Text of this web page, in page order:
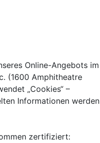
Online-Angebots im
(1600 Amphitheatre
„Cookies“ –
Informationen werden
zertifiziert: